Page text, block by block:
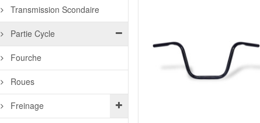
Transmission Scondaire
Partie Cycle
Fourche
Roues
Freinage